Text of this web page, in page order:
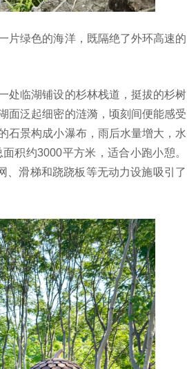
绿色的海洋，既隔绝了外环高速的
临湖铺设的杉林栈道，挺拔的杉树
面泛起细密的涟漪，顷刻间便能感受
石景构成小瀑布，雨后水量增大，水
积约3000平方米，适合小跑小憩。
、滑梯和跷跷板等无动力设施吸引了